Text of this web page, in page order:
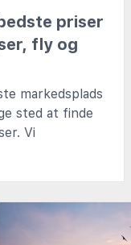
priser
fly og
markedsplads
sted at finde
Vi
millioner af
personer,